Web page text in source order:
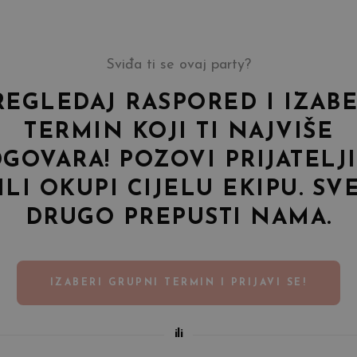
Sviđa ti se ovaj party?
RASPORED I
TERMIN KOJI TI NAJVIŠE
POZOVI
OKUPI CIJELU EKIPU.
DRUGO PREPUSTI NAMA.
IZABERI GRUPNI TERMIN I PRIJAVI SE!
ili